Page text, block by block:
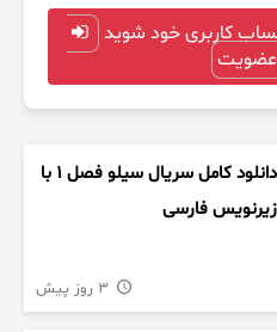
کاربری خود شوید
عضویت
دانلود کامل سریال سیلو فصل ۱ با
زیرنویس فارسی